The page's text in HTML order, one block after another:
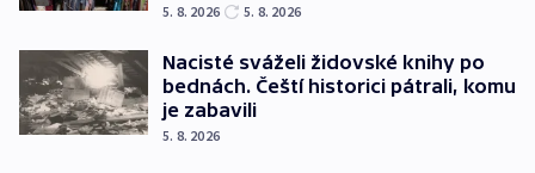
5. 8. 2026 5. 8. 2026
Nacisté sváželi židovské knihy po
bednách. Čeští historici pátrali, komu
je zabavili
5. 8. 2026